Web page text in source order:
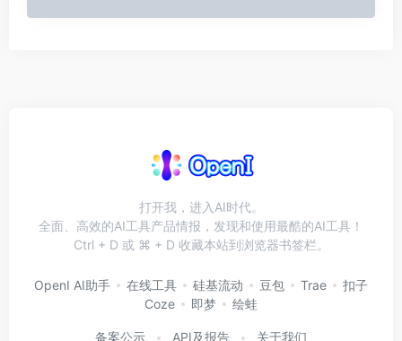
打开我，进入AI时代。
全面、高效的AI工具产品情报，发现和使用最酷的AI工具！
Ctrl + D 或 ⌘ + D 收藏本站到浏览器书签栏。
OpenI AI助手 在线工具 硅基流动 豆包 Trae
扣子
Coze
即梦 绘蛙
备案公示 API及报告 关于我们